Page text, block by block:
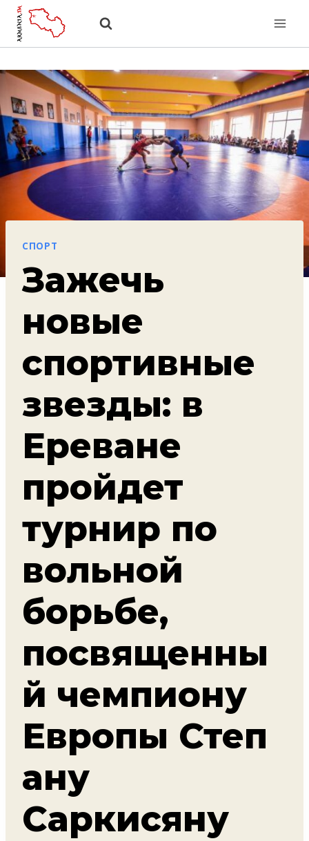
Перейти
СПОРТ
Зажечь
новые
спортивные
звезды: в
Ереване
пройдет
турнир по
вольной
борьбе,
посвященны
й чемпиону
Европы Степ
ану
Саркисяну